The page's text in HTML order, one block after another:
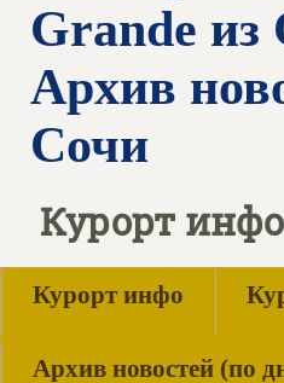
Grande из
Архив
Сочи
Курорт инфо
Курорт инфо
Архив новостей (по